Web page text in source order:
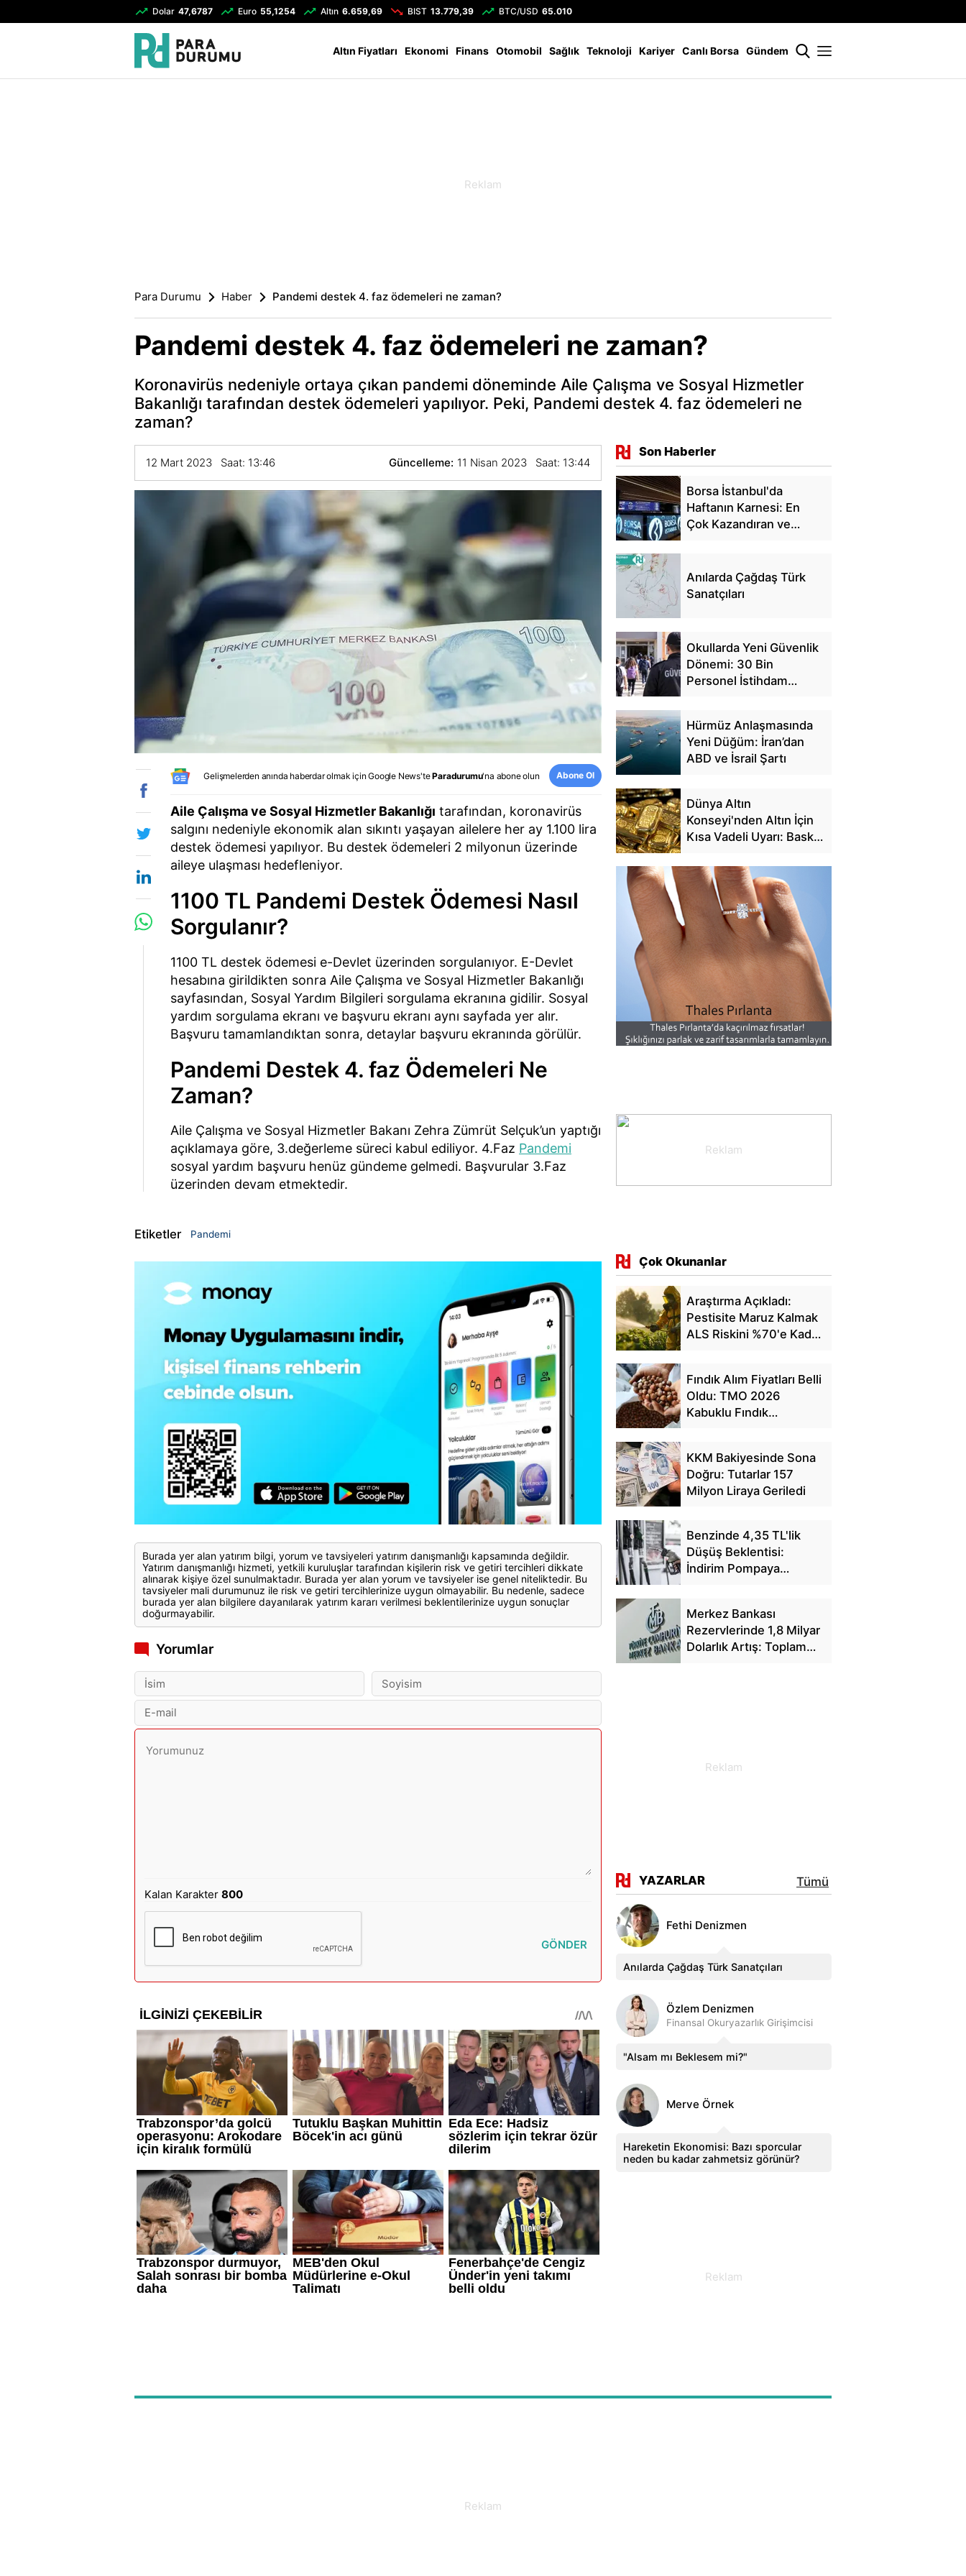
Dolar 47,6787 Euro 55,1254 Altın 6.659,69 BIST 13.779,39 BTC/USD 65.010
Altın Fiyatları Ekonomi Finans Otomobil Sağlık Teknoloji Kariyer Canlı Borsa Gündem
Para Durumu Haber Pandemi destek 4. faz ödemeleri ne zaman?
Pandemi destek 4. faz ödemeleri ne zaman?
Koronavirüs nedeniyle ortaya çıkan pandemi döneminde Aile Çalışma ve Sosyal Hizmetler
Bakanlığı tarafından destek ödemeleri yapılıyor. Peki, Pandemi destek 4. faz ödemeleri ne
zaman?
12 Mart 2023 Saat: 13:46 Güncelleme: 11 Nisan 2023 Saat: 13:44
Gelişmelerden anında haberdar olmak içinGoogle News'teParadurumu'na abone olun Abone Ol
Aile Çalışma ve Sosyal Hizmetler Bakanlığı tarafından, koronavirüs
salgını nedeniyle ekonomik alan sıkıntı yaşayan ailelere her ay 1.100 lira
destek ödemesi yapılıyor. Bu destek ödemeleri 2 milyonun üzerinde
aileye ulaşması hedefleniyor.
1100 TL Pandemi Destek Ödemesi Nasıl
Sorgulanır?
1100 TL destek ödemesi e-Devlet üzerinden sorgulanıyor. E-Devlet
hesabına girildikten sonra Aile Çalışma ve Sosyal Hizmetler Bakanlığı
sayfasından, Sosyal Yardım Bilgileri sorgulama ekranına gidilir. Sosyal
yardım sorgulama ekranı ve başvuru ekranı aynı sayfada yer alır.
Başvuru tamamlandıktan sonra, detaylar başvuru ekranında görülür.
Pandemi Destek 4. faz Ödemeleri Ne
Zaman?
Aile Çalışma ve Sosyal Hizmetler Bakanı Zehra Zümrüt Selçuk’un yaptığı
açıklamaya göre, 3.değerleme süreci kabul ediliyor. 4.Faz Pandemi
sosyal yardım başvuru henüz gündeme gelmedi. Başvurular 3.Faz
üzerinden devam etmektedir.
Etiketler Pandemi
Burada yer alan yatırım bilgi, yorum ve tavsiyeleri yatırım danışmanlığı kapsamında değildir.
Yatırım danışmanlığı hizmeti, yetkili kuruluşlar tarafından kişilerin risk ve getiri tercihleri dikkate
alınarak kişiye özel sunulmaktadır. Burada yer alan yorum ve tavsiyeler ise genel niteliktedir. Bu
tavsiyeler mali durumunuz ile risk ve getiri tercihlerinize uygun olmayabilir. Bu nedenle, sadece
burada yer alan bilgilere dayanılarak yatırım kararı verilmesi beklentilerinize uygun sonuçlar
doğurmayabilir.
Yorumlar
Kalan Karakter800
GÖNDER
Son Haberler
Borsa İstanbul'da
Haftanın Karnesi: En
Çok Kazandıran ve
Anılarda Çağdaş Türk
Sanatçıları
Okullarda Yeni Güvenlik
Dönemi: 30 Bin
Personel İstihdam
Hürmüz Anlaşmasında
Yeni Düğüm: İran’dan
ABD ve İsrail Şartı
Dünya Altın
Konseyi'nden Altın İçin
Kısa Vadeli Uyarı: Baskı
Çok Okunanlar
Araştırma Açıkladı:
Pestisite Maruz Kalmak
ALS Riskini %70'e Kadar
Fındık Alım Fiyatları Belli
Oldu: TMO 2026
Kabuklu Fındık
KKM Bakiyesinde Sona
Doğru: Tutarlar 157
Milyon Liraya Geriledi
Benzinde 4,35 TL'lik
Düşüş Beklentisi:
İndirim Pompaya
Merkez Bankası
Rezervlerinde 1,8 Milyar
Dolarlık Artış: Toplam
YAZARLAR Tümü
Fethi Denizmen
Anılarda Çağdaş Türk Sanatçıları
Özlem Denizmen
Finansal Okuryazarlık Girişimcisi
"Alsam mı Beklesem mi?"
Merve Örnek
Hareketin Ekonomisi: Bazı sporcular
neden bu kadar zahmetsiz görünür?